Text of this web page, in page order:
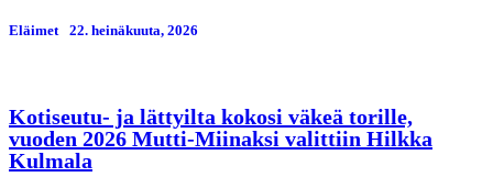
Eläimet 22. heinäkuuta, 2026
Kotiseutu- ja lättyilta kokosi väkeä torille,
vuoden 2026 Mutti-Miinaksi valittiin Hilkka
Kulmala